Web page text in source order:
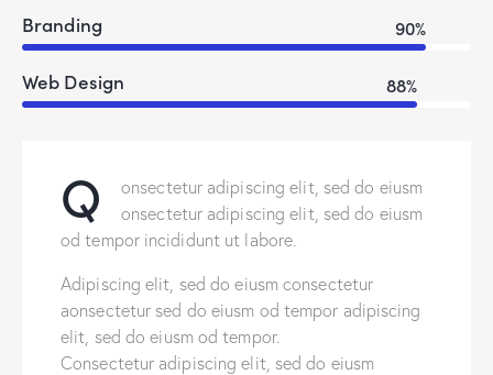
Branding 90%
Web Design 88%
Q
onsectetur adipiscing elit, sed do eiusm
onsectetur adipiscing elit, sed do eiusm
od tempor incididunt ut labore.
Adipiscing elit, sed do eiusm consectetur
aonsectetur sed do eiusm od tempor adipiscing
elit, sed do eiusm od tempor.
Consectetur adipiscing elit, sed do eiusm